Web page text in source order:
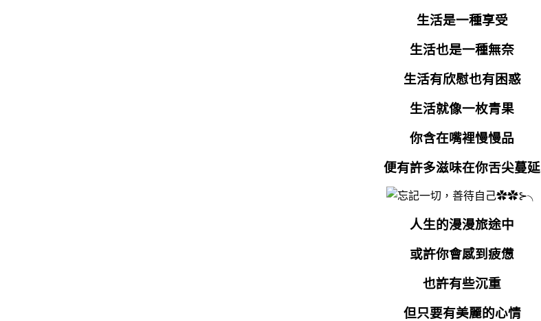
生活是一種享受
生活也是一種無奈
生活有欣慰也有困惑
生活就像一枚青果
你含在嘴裡慢慢品
便有許多滋味在你舌尖蔓延
人生的漫漫旅途中
或許你會感到疲憊
也許有些沉重
但只要有美麗的心情